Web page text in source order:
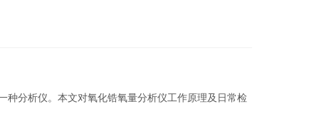
种分析仪。本文对氧化锆氧量分析仪工作原理及日常检